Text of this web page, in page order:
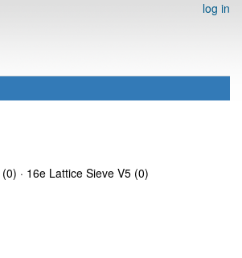
log in
(0) · 16e Lattice Sieve V5 (0)